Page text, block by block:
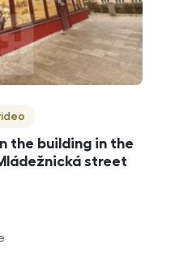
the building in the
street